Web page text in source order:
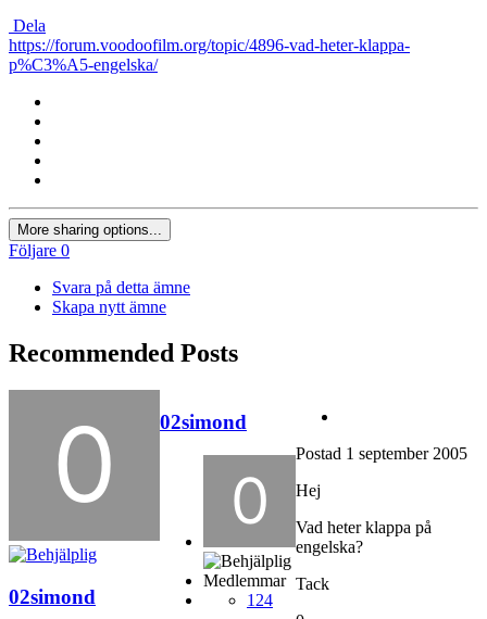
Dela
https://forum.voodoofilm.org/topic/4896-vad-heter-klappa-
p%C3%A5-engelska/
More sharing options...
Följare 0
Svara på detta ämne
Skapa nytt ämne
Recommended Posts
02simond
02simond
Medlemmar
124
Postad 1 september 2005
Hej
Vad heter klappa på
engelska?
Tack